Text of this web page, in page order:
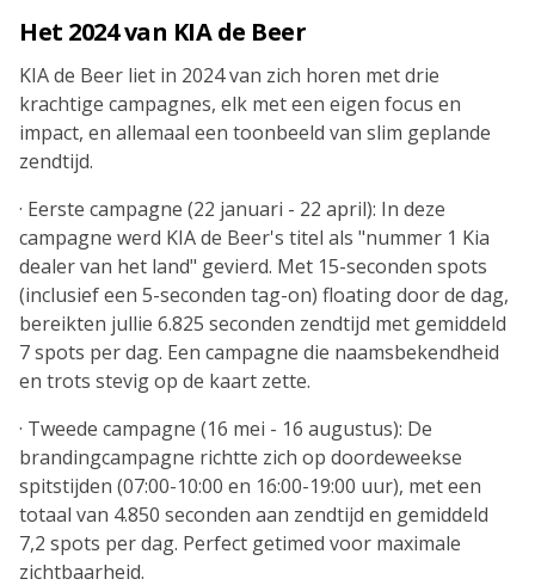
Het 2024 van KIA de Beer
KIA de Beer liet in 2024 van zich horen met drie
krachtige campagnes, elk met een eigen focus en
impact, en allemaal een toonbeeld van slim geplande
zendtijd.
· Eerste campagne (22 januari - 22 april): In deze
campagne werd KIA de Beer's titel als "nummer 1 Kia
dealer van het land" gevierd. Met 15-seconden spots
(inclusief een 5-seconden tag-on) floating door de dag,
bereikten jullie 6.825 seconden zendtijd met gemiddeld
7 spots per dag. Een campagne die naamsbekendheid
en trots stevig op de kaart zette.
· Tweede campagne (16 mei - 16 augustus): De
brandingcampagne richtte zich op doordeweekse
spitstijden (07:00-10:00 en 16:00-19:00 uur), met een
totaal van 4.850 seconden aan zendtijd en gemiddeld
7,2 spots per dag. Perfect getimed voor maximale
zichtbaarheid.